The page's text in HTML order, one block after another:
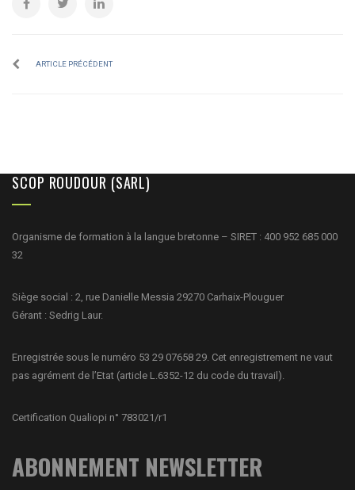
ARTICLE PRÉCÉDENT
SCOP ROUDOUR (SARL)
Organisme de formation à la langue bretonne – SIRET : 400 952 685 000
32
Siège social : 2, rue Danielle Messia 29270 Carhaix-Plouguer
Gérant : Sedrig Laur.
Enregistrée sous le numéro 53 29 07658 29. Cet enregistrement ne vaut
pas agrément de l’Etat (article L.6352-12 du code du travail).
Certification Qualiopi n° 783021/r1
ABONNEMENT NEWSLETTER